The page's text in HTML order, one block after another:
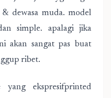
dewasa muda. model
simple. apalagi jika
akan sangat pas buat
ribet.
ekspresifprinted